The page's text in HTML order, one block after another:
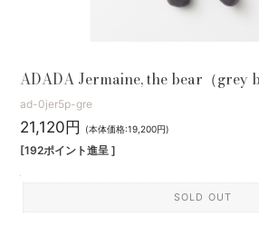
ADADA Jermaine, the bear（grey
ad-0jer5p-gre
21,120円 (本体価格:19,200円)
[192ポイント進呈 ]
SOLD OUT